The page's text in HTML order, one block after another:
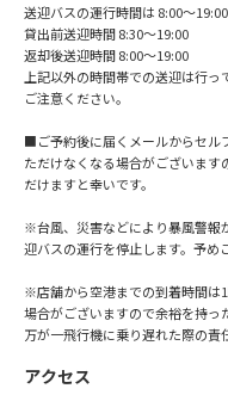
送迎バスの運行時間は 8:00～
貸出前送迎時間 8:30～19:00
返却後送迎時間 8:00～19:00
上記以外の時間帯での送迎は行っ
ご注意ください。
■ご予約後に届くメールからセル
ただけなくなる場合がございま
だけますと幸いです。
※台風、災害などにより暴風警報
迎バスの運行を停止します。予め
※店舗から空港までの到着時間は
場合がございますので余裕を持っ
万が一飛行機に乗り遅れた際の責
アクセス